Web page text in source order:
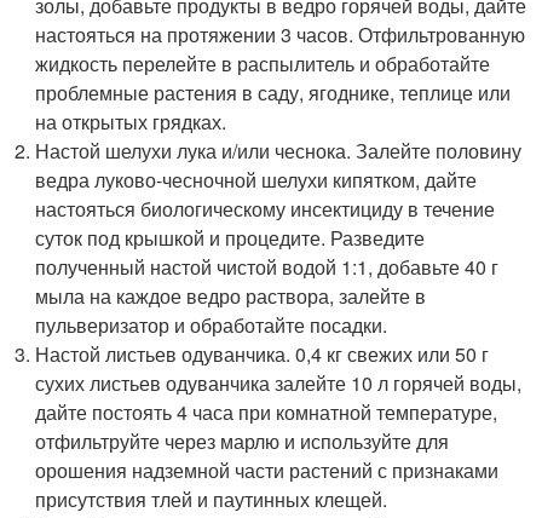
настояться на протяжении 3 часов. Отфильтрованную
жидкость перелейте в распылитель и обработайте
проблемные растения в саду, ягоднике, теплице или
на открытых грядках.
Настой шелухи лука и/или чеснока. Залейте половину
ведра луково-чесночной шелухи кипятком, дайте
настояться биологическому инсектициду в течение
суток под крышкой и процедите. Разведите
полученный настой чистой водой 1:1, добавьте 40 г
мыла на каждое ведро раствора, залейте в
пульверизатор и обработайте посадки.
Настой листьев одуванчика. 0,4 кг свежих или 50 г
сухих листьев одуванчика залейте 10 л горячей воды,
дайте постоять 4 часа при комнатной температуре,
отфильтруйте через марлю и используйте для
орошения надземной части растений с признаками
присутствия тлей и паутинных клещей.